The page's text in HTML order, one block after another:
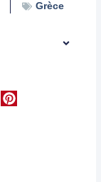
Grèce